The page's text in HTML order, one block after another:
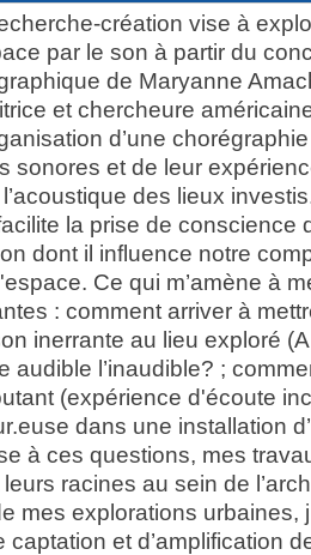
création vise à
par le son à partir du
de Maryanne
et chercheure
d’une
sonores et de leur
l’acoustique des lieux
la prise de conscience
dont il influence notre
Ce qui m’amène à
: comment arriver à
inerrante au lieu exploré
audible l’inaudible? ;
(expérience d'écoute
dans une installation
à ces questions, mes
racines au sein de
mes explorations urbaines,
captation et d’amplification